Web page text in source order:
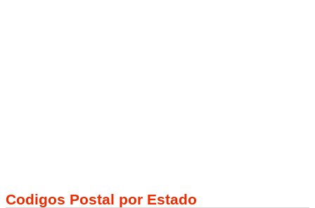
Codigos Postal por Estado